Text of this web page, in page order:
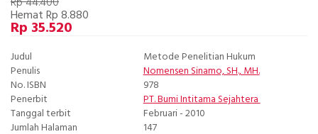
Hemat Rp 8.880
Rp 35.520
Judul
Metode Penelitian Hukum
Penulis
Nomensen Sinamo, SH., MH.
No. ISBN
978
Penerbit
PT. Bumi Intitama Sejahtera
Tanggal terbit
Februari - 2010
Jumlah Halaman
147